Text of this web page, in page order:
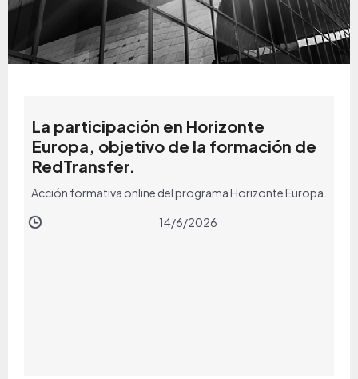
La participación en Horizonte
Europa, objetivo de la formación de
RedTransfer.
Acción formativa online del programa Horizonte Europa.
14/6/2026